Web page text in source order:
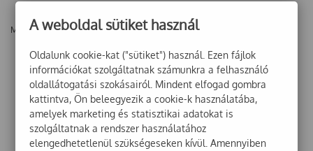
Még nincsenek vélemények ehhez a termékhez!
A weboldal sütiket használ
Oldalunk cookie-kat ("sütiket") használ. Ezen fájlok
információkat szolgáltatnak számunkra a felhasználó
oldallátogatási szokásairól. Mindent elfogad gombra
kattintva, Ön beleegyezik a cookie-k használatába,
amelyek marketing és statisztikai adatokat is
szolgáltatnak a rendszer használatához
elengedhetetlenül szükségeseken kívül. Amennyiben